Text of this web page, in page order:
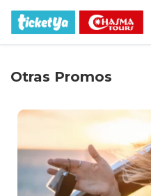
Otras Promos